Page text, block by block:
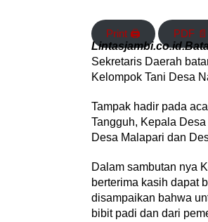
Print 🖨 PDF 📄
Sekretaris Daerah
Kelompok Tani Desa
Tampak hadir pada
Tangguh, Kepala
Desa Malapari dan
Dalam sambutan nya
berterima kasih dapat
disampaikan bahwa
bibit padi dan dari